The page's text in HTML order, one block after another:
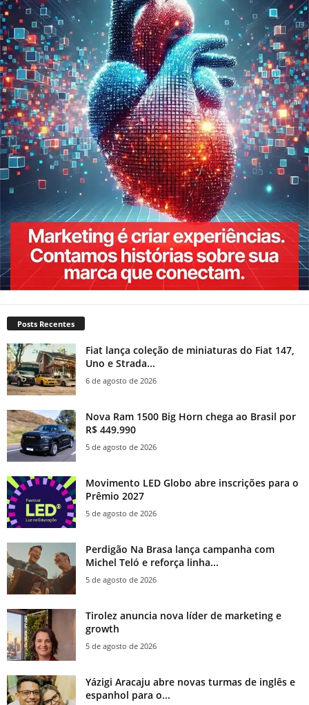
Posts Recentes
Fiat lança coleção de miniaturas do Fiat 147,
Uno e Strada...
6 de agosto de 2026
Nova Ram 1500 Big Horn chega ao Brasil por
R$ 449.990
5 de agosto de 2026
Movimento LED Globo abre inscrições para o
Prêmio 2027
5 de agosto de 2026
Perdigão Na Brasa lança campanha com
Michel Teló e reforça linha...
5 de agosto de 2026
Tirolez anuncia nova líder de marketing e
growth
5 de agosto de 2026
Yázigi Aracaju abre novas turmas de inglês e
espanhol para o...